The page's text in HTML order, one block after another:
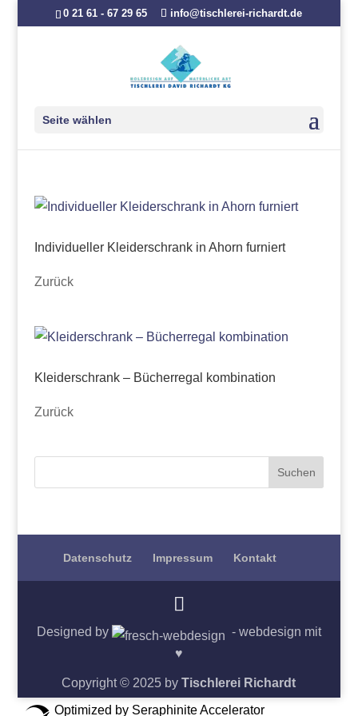
0 21 61 - 67 29 65 info@tischlerei-richardt.de
Seite wählen
Individueller Kleiderschrank in Ahorn furniert
Zurück
Kleiderschrank – Bücherregal kombination
Zurück
Datenschutz Impressum Kontakt
Designed by
- webdesign mit
♥
Copyright © 2025 byTischlerei Richardt
Optimized by Seraphinite Accelerator